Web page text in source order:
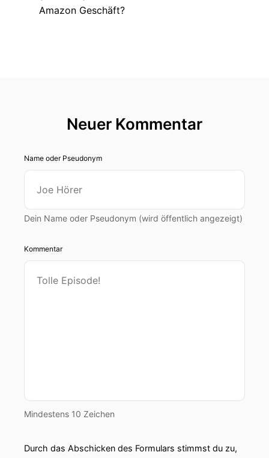
Amazon Geschäft?
Neuer Kommentar
Name oder Pseudonym
Dein Name oder Pseudonym (wird öffentlich angezeigt)
Kommentar
Mindestens 10 Zeichen
Durch das Abschicken des Formulars stimmst du zu,